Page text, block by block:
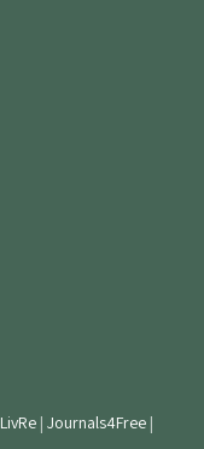
LivRe | Journals4Free |